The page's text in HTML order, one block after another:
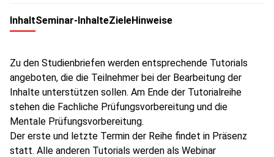
InhaltSeminar-InhalteZieleHinweise
Zu den Studienbriefen werden entsprechende Tutorials
angeboten, die die Teilnehmer bei der Bearbeitung der
Inhalte unterstützen sollen. Am Ende der Tutorialreihe
stehen die Fachliche Prüfungsvorbereitung und die
Mentale Prüfungsvorbereitung.
Der erste und letzte Termin der Reihe findet in Präsenz
statt. Alle anderen Tutorials werden als Webinar